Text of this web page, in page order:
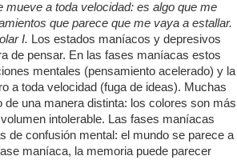
a toda velocidad: es algo que me
que parece que me vaya a estallar.
I. Los estados maníacos y depresivos
de pensar. En las fases maníacas estos
mentales (pensamiento acelerado) y la
a toda velocidad (fuga de ideas). Muchas
una manera distinta: los colores son más
intolerable. Las fases maníacas
de confusión mental: el mundo se parece a
maníaca, la memoria puede parecer